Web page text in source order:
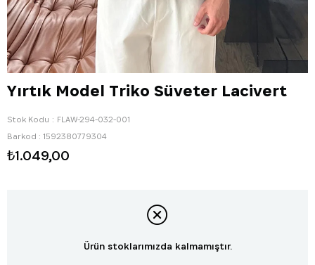
Yırtık Model Triko Süveter Lacivert
Stok Kodu
FLAW-294-032-001
Barkod : 1592380779304
₺1.049,00
Ürün stoklarımızda kalmamıştır.